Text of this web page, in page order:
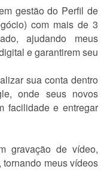
gestão do Perfil de
com mais de 3
ajudando meus
e garantirem seu
sua conta dentro
onde seus novos
facilidade e entregar
gravação de vídeo,
meus vídeos